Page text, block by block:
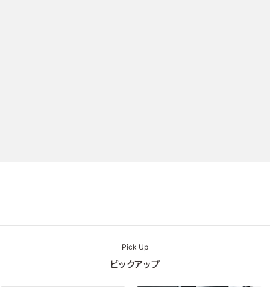
Pick Up
ピックアップ